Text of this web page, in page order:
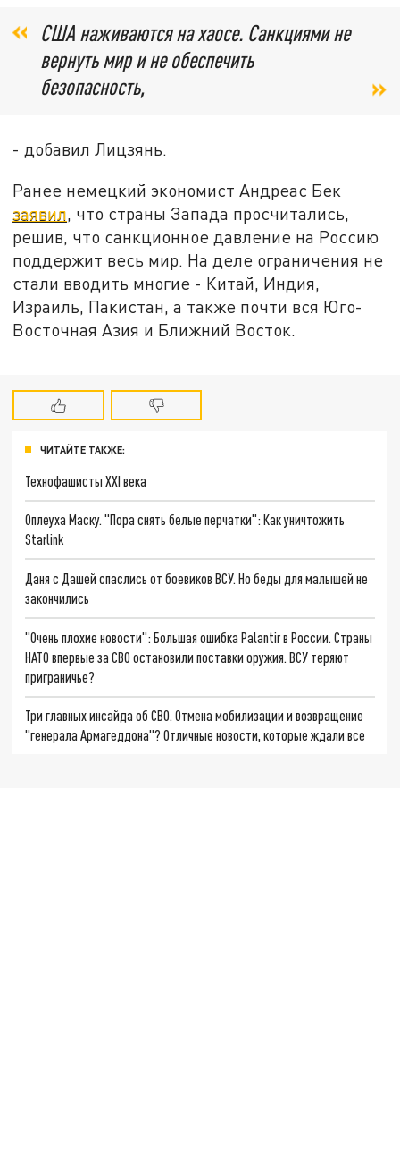
США наживаются на хаосе. Санкциями не
вернуть мир и не обеспечить
безопасность,
- добавил Лицзянь.
Ранее немецкий экономист Андреас Бек
заявил, что страны Запада просчитались,
решив, что санкционное давление на Россию
поддержит весь мир. На деле ограничения не
стали вводить многие - Китай, Индия,
Израиль, Пакистан, а также почти вся Юго-
Восточная Азия и Ближний Восток.
ЧИТАЙТЕ ТАКЖЕ:
Технофашисты XXI века
Оплеуха Маску. "Пора снять белые перчатки": Как уничтожить
Starlink
Даня с Дашей спаслись от боевиков ВСУ. Но беды для малышей не
закончились
"Очень плохие новости": Большая ошибка Palantir в России. Страны
НАТО впервые за СВО остановили поставки оружия. ВСУ теряют
приграничье?
Три главных инсайда об СВО. Отмена мобилизации и возвращение
"генерала Армагеддона"? Отличные новости, которые ждали все